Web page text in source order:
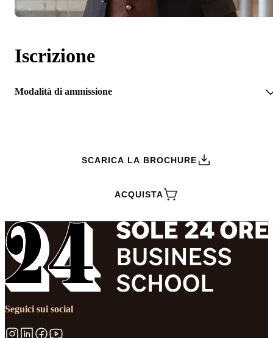
Iscrizione
Modalità di ammissione
SCARICA LA BROCHURE
ACQUISTA
Seguici sui social